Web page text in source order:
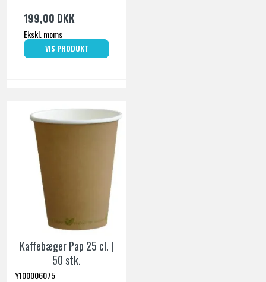
199,00 DKK
Ekskl. moms
VIS PRODUKT
Kaffebæger Pap 25 cl. |
50 stk.
Y100006075